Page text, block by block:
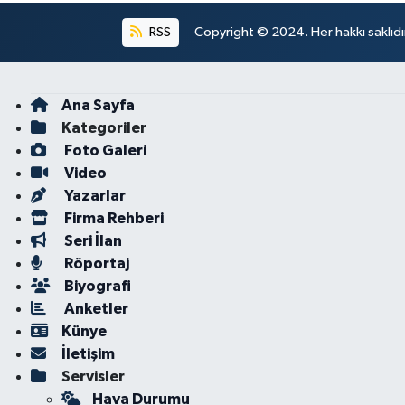
RSS Copyright © 2024. Her hakkı
Ana Sayfa
Kategoriler
Foto Galeri
Video
Yazarlar
Firma Rehberi
Seri İlan
Röportaj
Biyografi
Anketler
Künye
İletişim
Servisler
Hava Durumu